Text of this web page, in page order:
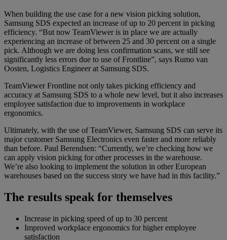
When building the use case for a new vision picking solution,
Samsung SDS expected an increase of up to 20 percent in picking
efficiency. “But now TeamViewer is in place we are actually
experiencing an increase of between 25 and 30 percent on a single
pick. Although we are doing less confirmation scans, we still see
significantly less errors due to use of Frontline”, says Rumo van
Oosten, Logistics Engineer at Samsung SDS.
TeamViewer Frontline not only takes picking efficiency and
accuracy at Samsung SDS to a whole new level, but it also increases
employee satisfaction due to improvements in workplace
ergonomics.
Ultimately, with the use of TeamViewer, Samsung SDS can serve its
major customer Samsung Electronics even faster and more reliably
than before. Paul Berendsen: “Currently, we’re checking how we
can apply vision picking for other processes in the warehouse.
We’re also looking to implement the solution in other European
warehouses based on the success story we have had in this facility.”
The results speak for themselves
Increase in picking speed of up to 30 percent
Improved workplace ergonomics for higher employee
satisfaction